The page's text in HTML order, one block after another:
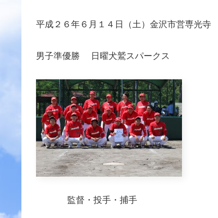
平成２６年６月１４日（土）金沢市営専光
男子準優勝 日曜犬鷲スパークス
監督・投手・捕手